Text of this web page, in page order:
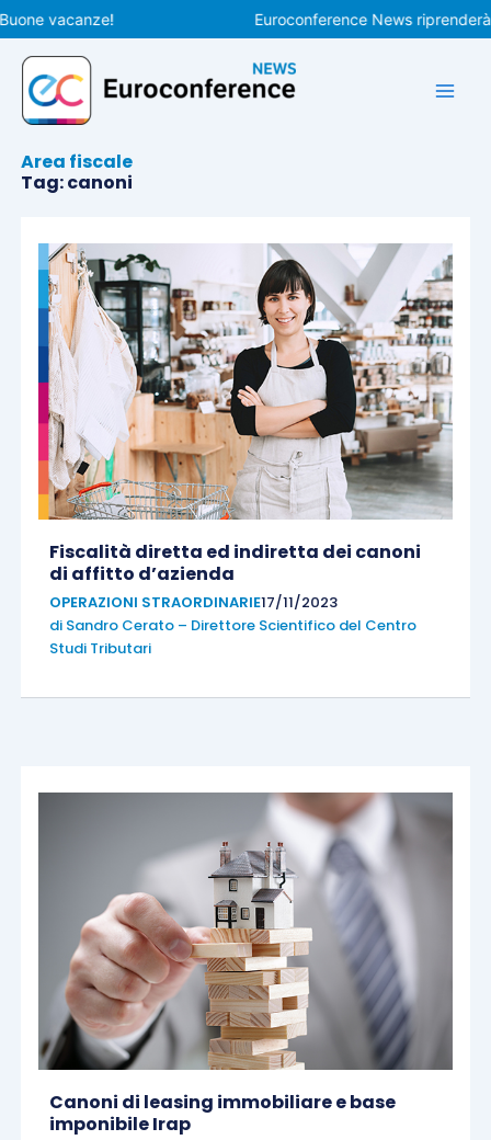
Vai
al
contenuto
vacanze! Euroconference News riprenderà le
Area fiscale
Tag: canoni
Fiscalità diretta ed indiretta dei canoni
di affitto d’azienda
OPERAZIONI STRAORDINARIE17/11/2023
di Sandro Cerato – Direttore Scientifico del Centro
Studi Tributari
Canoni di leasing immobiliare e base
imponibile Irap